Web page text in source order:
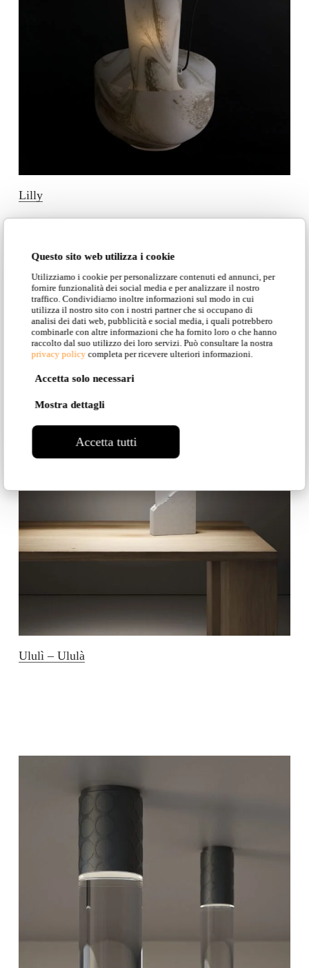
Questo sito web utilizza i cookie
Utilizziamo i cookie per personalizzare contenuti ed annunci, per
fornire funzionalità dei social media e per analizzare il nostro
traffico. Condividiamo inoltre informazioni sul modo in cui
utilizza il nostro sito con i nostri partner che si occupano di
analisi dei dati web, pubblicità e social media, i quali potrebbero
combinarle con altre informazioni che ha fornito loro o che hanno
raccolto dal suo utilizzo dei loro servizi. Può consultare la nostra
privacy policy completa per ricevere ulteriori informazioni.
Accetta solo necessari
Mostra dettagli
Accetta tutti
Lilly
Ululì – Ululà